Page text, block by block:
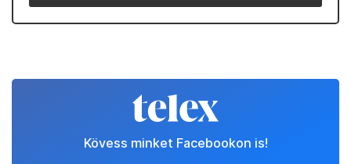
Kövess minket Facebookon is!